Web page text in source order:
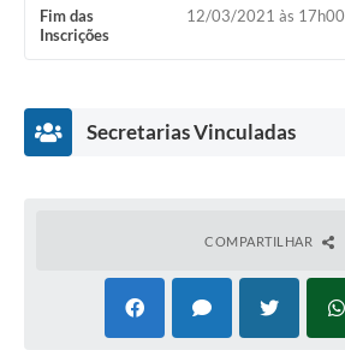
Fim das
Inscrições
12/03/2021 às 17h00
Secretarias Vinculadas
COMPARTILHAR